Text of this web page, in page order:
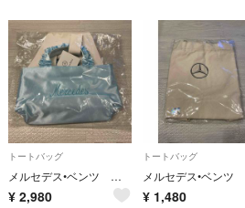
トートバッグ
メルセデス•ベンツ フリルミニトート
¥ 2,980
トートバッグ
¥ 1,480